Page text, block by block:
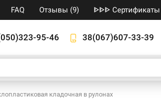
FAQ Отзывы (9) ᐈᐈᐈ Сертификаты
95-46 38(067)607-33-39
кладочная в рулонах